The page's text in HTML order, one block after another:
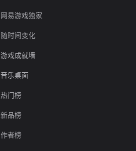
网易游戏独家
随时间变化
游戏成就墙
音乐桌面
热门榜
新品榜
作者榜